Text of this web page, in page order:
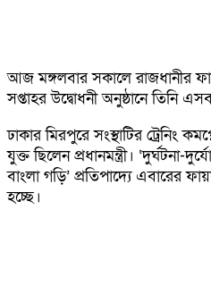
আজ মঙ্গলবার সকালে রাজধানীর
সপ্তাহর উদ্বোধনী অনুষ্ঠানে তিনি
ঢাকার মিরপুরে সংস্থাটির ট্রেনিং
যুক্ত ছিলেন প্রধানমন্ত্রী। ‘দুর্ঘটনা-
বাংলা গড়ি’ প্রতিপাদ্যে এবারের
হচ্ছে।